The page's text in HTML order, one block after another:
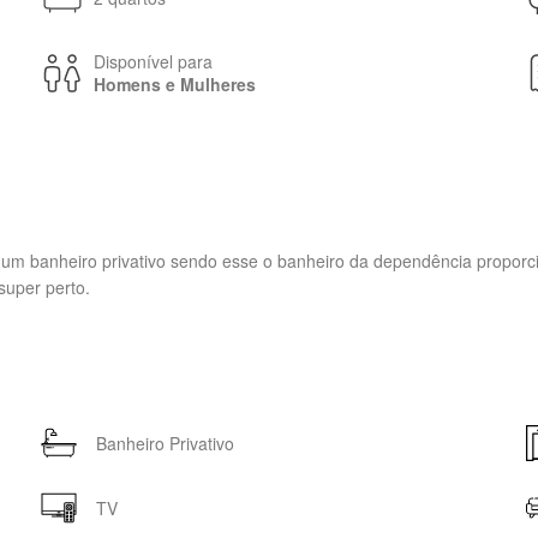
Disponível para
Homens e Mulheres
banheiro privativo sendo esse o banheiro da dependência
perto.
Banheiro Privativo
TV